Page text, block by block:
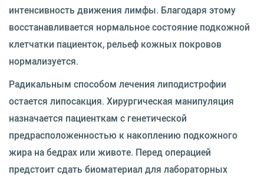
интенсивность движения лимфы. Благодаря этому
восстанавливается нормальное состояние подкожной
клетчатки пациенток, рельеф кожных покровов
нормализуется.
Радикальным способом лечения липодистрофии
остается липосакция. Хирургическая манипуляция
назначается пациенткам с генетической
предрасположенностью к накоплению подкожного
жира на бедрах или животе. Перед операцией
предстоит сдать биоматериал для лабораторных